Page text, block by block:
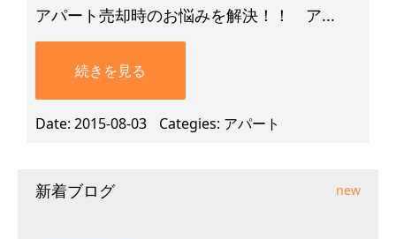
アパート売却時のお悩みを解決！！ ア...
続きを見る
Date 2015-08-03 Categies アパート
新着ブログ new